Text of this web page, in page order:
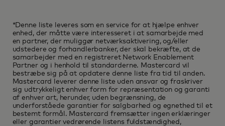
*Denne liste leveres som en service for at hjælpe enhver
enhed, der måtte være interesseret i at samarbejde med
en partner, der muliggør netværksaktivering, og/eller
udstedere og forhandlerbanker, der skal bekræfte, at de
samarbejder med en registreret Network Enablement
Partner og i henhold til standarderne. Mastercard vil
bestræbe sig på at opdatere denne liste fra tid til anden.
Mastercard leverer denne liste uden ansvar og fraskriver
sig udtrykkeligt enhver form for repræsentation og garanti
af enhver art, herunder, uden begrænsning, de
underforståede garantier for salgbarhed og egnethed til et
bestemt formål. Mastercard fremsætter ingen erklæringer
eller garantier vedrørende listens fuldstændighed,